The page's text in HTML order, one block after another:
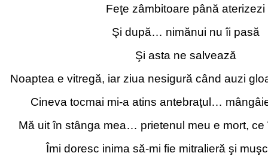
Feţe zâmbitoare până aterizezi
Şi după… nimănui nu îi pasă
Şi asta ne salvează
Noaptea e vitregă, iar ziua nesigură când auzi
Cineva tocmai mi-a atins antebraţul…
Mă uit în stânga mea… prietenul meu e mort, ce
Îmi doresc inima să-mi fie mitralieră şi